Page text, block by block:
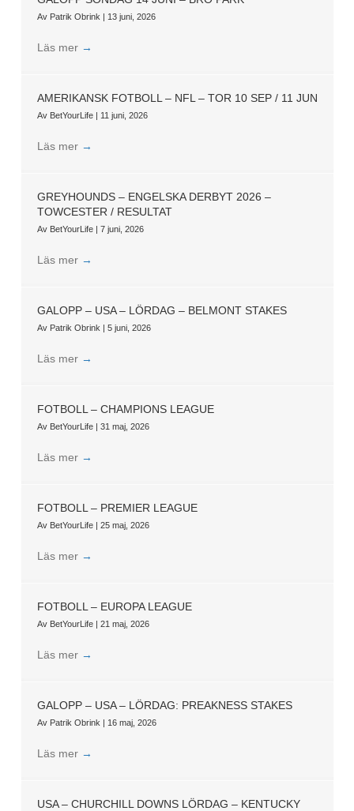
Av Patrik Obrink | 13 juni, 2026
Läs mer →
AMERIKANSK FOTBOLL – NFL – TOR 10 SEP / 11 JUN
Av BetYourLife | 11 juni, 2026
Läs mer →
GREYHOUNDS – ENGELSKA DERBYT 2026 –
TOWCESTER / RESULTAT
Av BetYourLife | 7 juni, 2026
Läs mer →
GALOPP – USA – LÖRDAG – BELMONT STAKES
Av Patrik Obrink | 5 juni, 2026
Läs mer →
FOTBOLL – CHAMPIONS LEAGUE
Av BetYourLife | 31 maj, 2026
Läs mer →
FOTBOLL – PREMIER LEAGUE
Av BetYourLife | 25 maj, 2026
Läs mer →
FOTBOLL – EUROPA LEAGUE
Av BetYourLife | 21 maj, 2026
Läs mer →
GALOPP – USA – LÖRDAG: PREAKNESS STAKES
Av Patrik Obrink | 16 maj, 2026
Läs mer →
USA – CHURCHILL DOWNS LÖRDAG – KENTUCKY